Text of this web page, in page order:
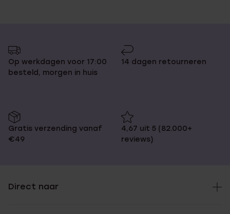
Op werkdagen voor 17:00
besteld, morgen in huis
14 dagen retourneren
Gratis verzending vanaf
€49
4,67 uit 5 (82.000+
reviews)
Direct naar